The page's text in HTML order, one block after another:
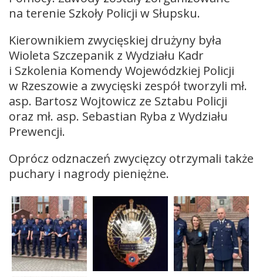
na terenie Szkoły Policji w Słupsku.
Kierownikiem zwycięskiej drużyny była
Wioleta Szczepanik z Wydziału Kadr
i Szkolenia Komendy Wojewódzkiej Policji
w Rzeszowie a zwycięski zespół tworzyli mł.
asp. Bartosz Wojtowicz ze Sztabu Policji
oraz mł. asp. Sebastian Ryba z Wydziału
Prewencji.
Oprócz odznaczeń zwycięzcy otrzymali także
puchary i nagrody pieniężne.